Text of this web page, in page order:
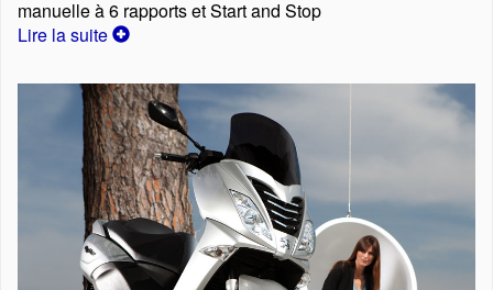
manuelle à 6 rapports et Start and Stop
Lire la suite